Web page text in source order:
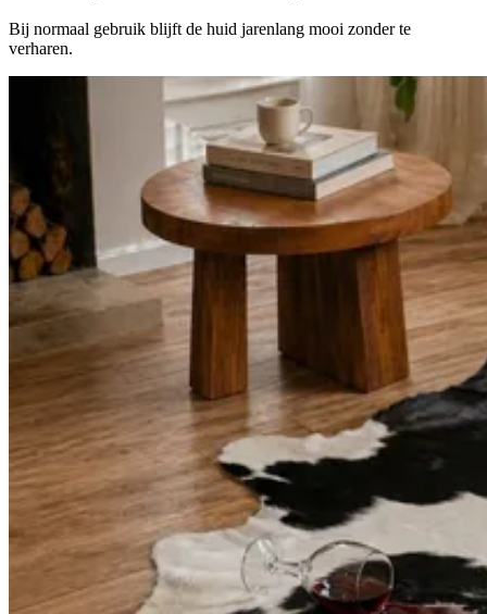
Bij normaal gebruik blijft de huid jarenlang mooi zonder te
verharen.